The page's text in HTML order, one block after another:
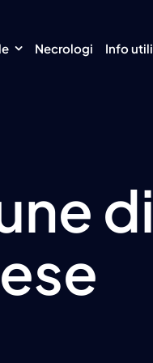
Necrologi Info utili
di